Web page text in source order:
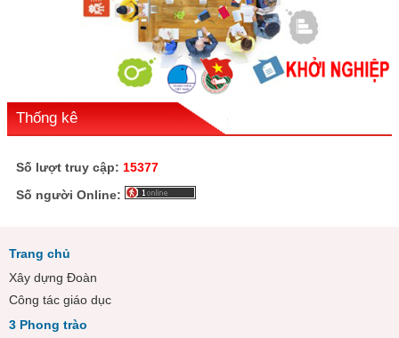
Thống kê
Số lượt truy cập: 15377
Số người Online:
Trang chủ
Xây dựng Đoàn
Công tác giáo dục
3 Phong trào